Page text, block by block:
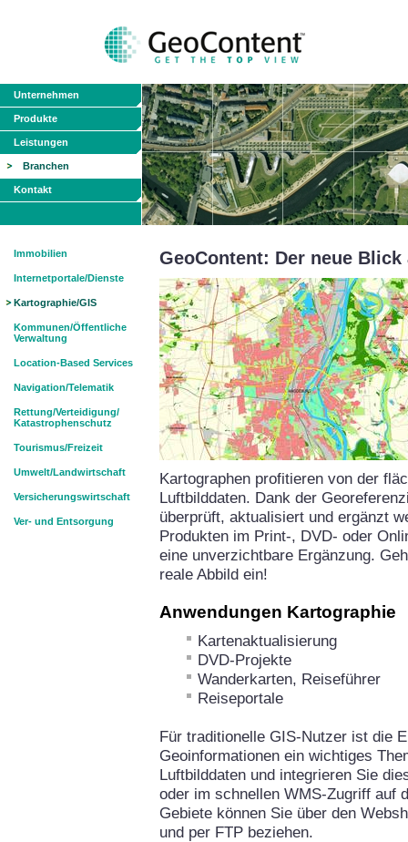
Unternehmen
Produkte
Leistungen
Branchen
Kontakt
Immobilien
Internetportale/Dienste
Kartographie/GIS
Kommunen/Öffentliche
Verwaltung
Location-Based Services
Navigation/Telematik
Rettung/Verteidigung/
Katastrophenschutz
Tourismus/Freizeit
Umwelt/Landwirtschaft
Versicherungswirtschaft
Ver- und Entsorgung
GeoContent: Der neue
Kartographen profitieren von der
Luftbilddaten. Dank der
überprüft, aktualisiert und ergänzt
Produkten im Print-, DVD- oder
eine unverzichtbare Ergänzung.
reale Abbild ein!
Anwendungen Kartographie
Kartenaktualisierung
DVD-Projekte
Wanderkarten, Reiseführer
Reiseportale
Für traditionelle GIS-Nutzer ist die
Geoinformationen ein wichtiges
Luftbilddaten und integrieren Sie
oder im schnellen WMS-Zugriff auf
Gebiete können Sie über den
und per FTP beziehen.